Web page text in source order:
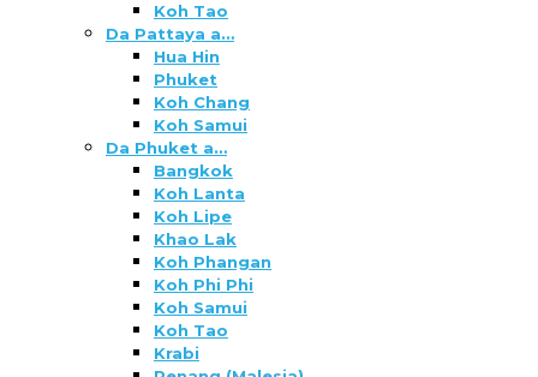
Koh Tao
Da Pattaya a…
Hua Hin
Phuket
Koh Chang
Koh Samui
Da Phuket a…
Bangkok
Koh Lanta
Koh Lipe
Khao Lak
Koh Phangan
Koh Phi Phi
Koh Samui
Koh Tao
Krabi